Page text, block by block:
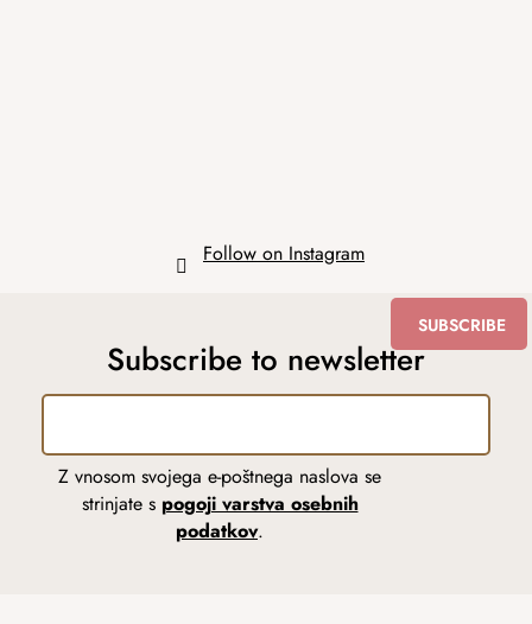
Follow on Instagram
Subscribe to newsletter
Z vnosom svojega e-poštnega naslova se
strinjate s pogoji varstva osebnih
podatkov.
SUBSCRIBE